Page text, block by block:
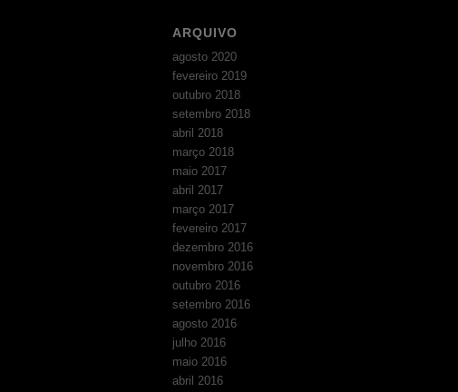
ARQUIVO
agosto 2020
fevereiro 2019
outubro 2018
setembro 2018
abril 2018
março 2018
maio 2017
abril 2017
março 2017
fevereiro 2017
dezembro 2016
novembro 2016
outubro 2016
setembro 2016
agosto 2016
julho 2016
maio 2016
abril 2016